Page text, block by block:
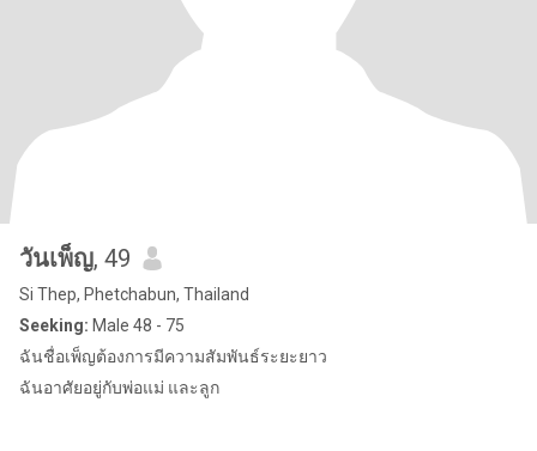
วันเพ็ญ, 49
Si Thep, Phetchabun, Thailand
Seeking: Male 48 - 75
ฉันชื่อเพ็ญต้องการมีความสัมพันธ์ระยะยาว
ฉันอาศัยอยู่กับพ่อแม่ และลูก